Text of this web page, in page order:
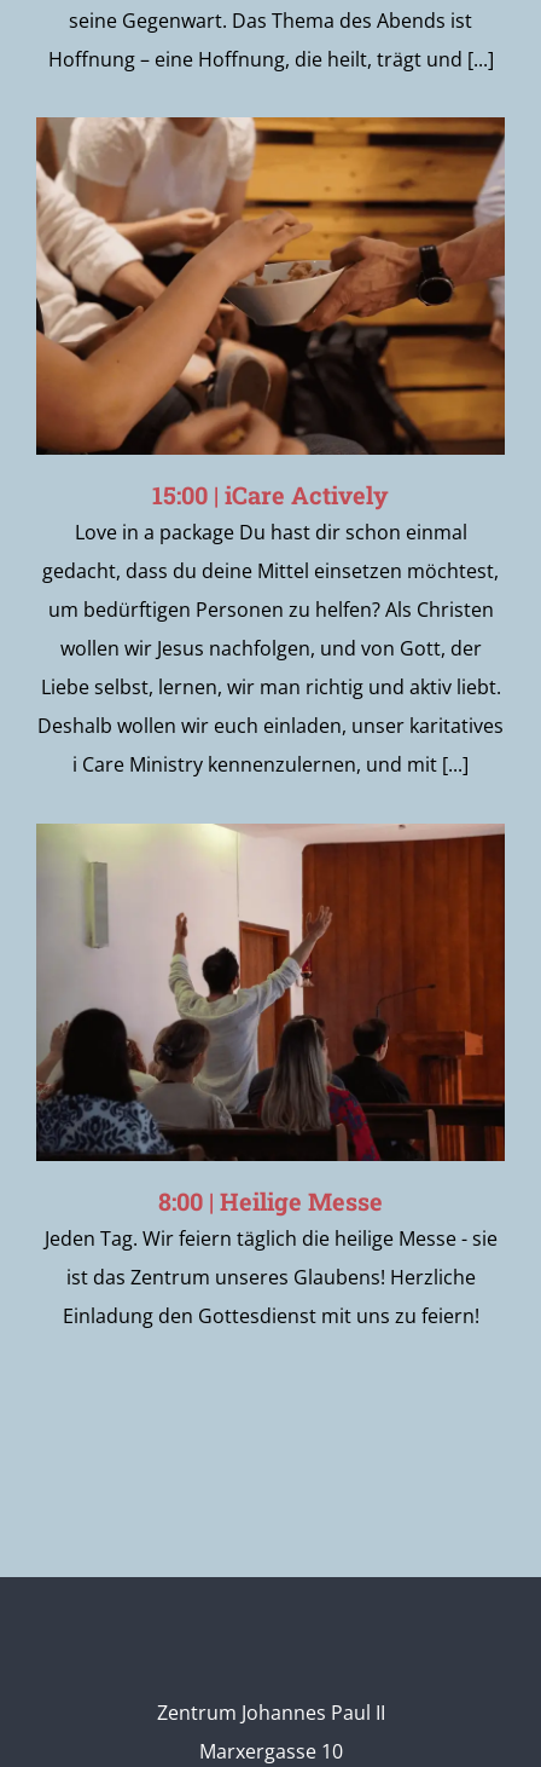
seine Gegenwart. Das Thema des Abends ist
Hoffnung – eine Hoffnung, die heilt, trägt und [...]
15:00 | iCare Actively
Love in a package Du hast dir schon einmal
gedacht, dass du deine Mittel einsetzen möchtest,
um bedürftigen Personen zu helfen? Als Christen
wollen wir Jesus nachfolgen, und von Gott, der
Liebe selbst, lernen, wir man richtig und aktiv liebt.
Deshalb wollen wir euch einladen, unser karitatives
i Care Ministry kennenzulernen, und mit [...]
8:00 | Heilige Messe
Jeden Tag. Wir feiern täglich die heilige Messe - sie
ist das Zentrum unseres Glaubens! Herzliche
Einladung den Gottesdienst mit uns zu feiern!
Zentrum Johannes Paul II
Marxergasse 10